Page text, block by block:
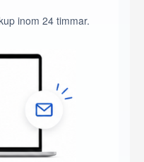
inom 24 timmar.